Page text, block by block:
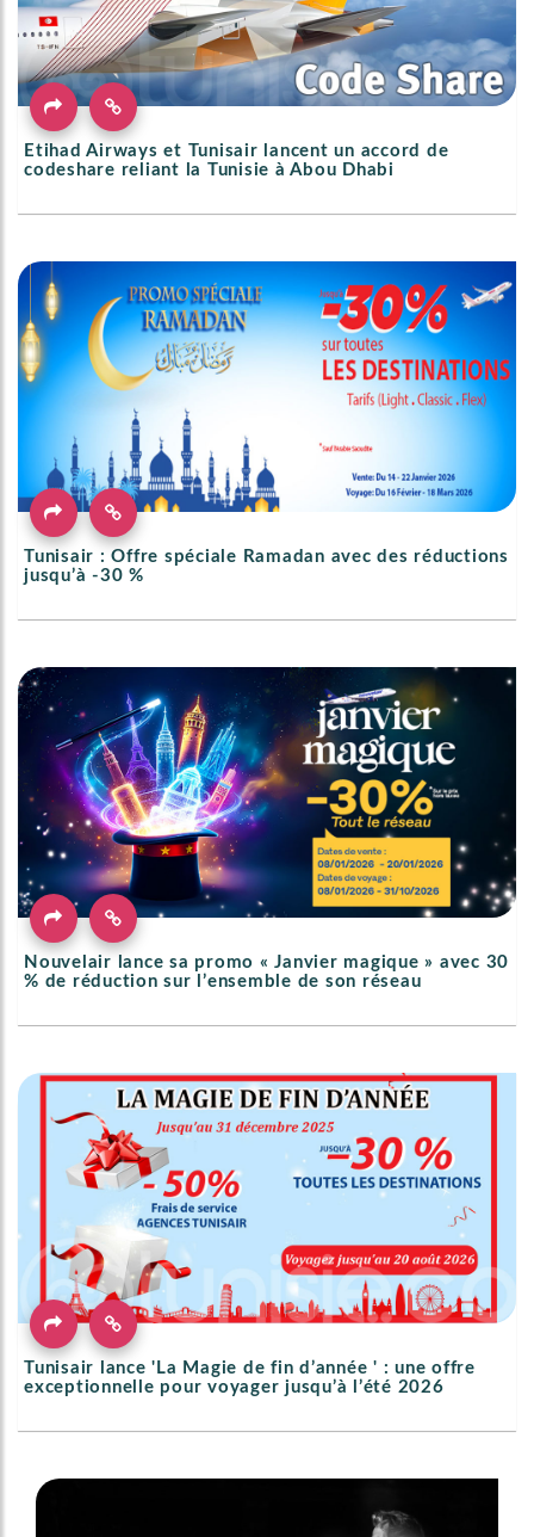
Etihad Airways et Tunisair lancent un accord de
codeshare reliant la Tunisie à Abou Dhabi
Tunisair : Offre spéciale Ramadan avec des réductions
jusqu’à -30 %
Nouvelair lance sa promo « Janvier magique » avec 30
% de réduction sur l’ensemble de son réseau
Tunisair lance 'La Magie de fin d’année ' : une offre
exceptionnelle pour voyager jusqu’à l’été 2026